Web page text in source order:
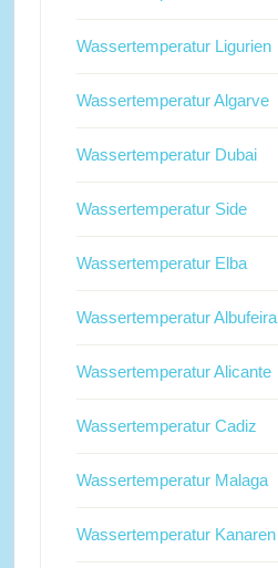
Wassertemperatur Ligurien
Wassertemperatur Algarve
Wassertemperatur Dubai
Wassertemperatur Side
Wassertemperatur Elba
Wassertemperatur Albufeira
Wassertemperatur Alicante
Wassertemperatur Cadiz
Wassertemperatur Malaga
Wassertemperatur Kanaren